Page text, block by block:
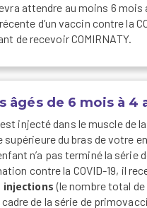
attendre au moins 6 mois
d’un vaccin contre la
de recevoir COMIRNATY.
âgés de 6 mois à 4
est injecté dans le muscle de
supérieure du bras de votre
n’a pas terminé la série
contre la COVID-19, il
injections(le nombre total de
de la série de